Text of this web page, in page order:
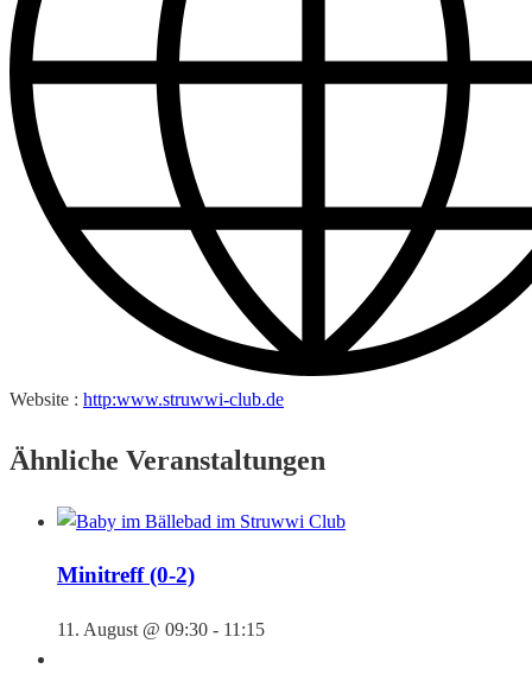
Website : http:www.struwwi-club.de
Ähnliche Veranstaltungen
Minitreff (0-2)
11. August @ 09:30 - 11:15